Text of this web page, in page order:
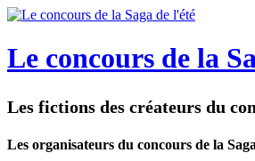
Le concours de la
Les fictions des créateurs du
Les organisateurs du concours de la